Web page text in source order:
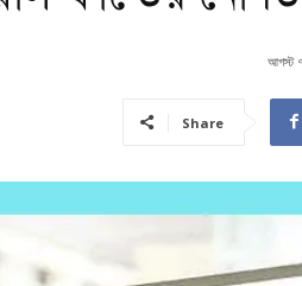
আগস্ট
Share